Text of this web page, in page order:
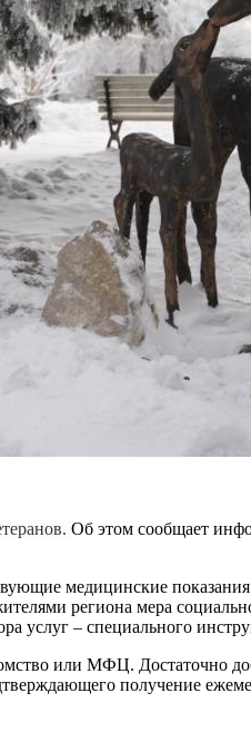
Об этом сообщает
медицинские
региона мера
услуг – специального
или МФЦ. Достаточно
получение